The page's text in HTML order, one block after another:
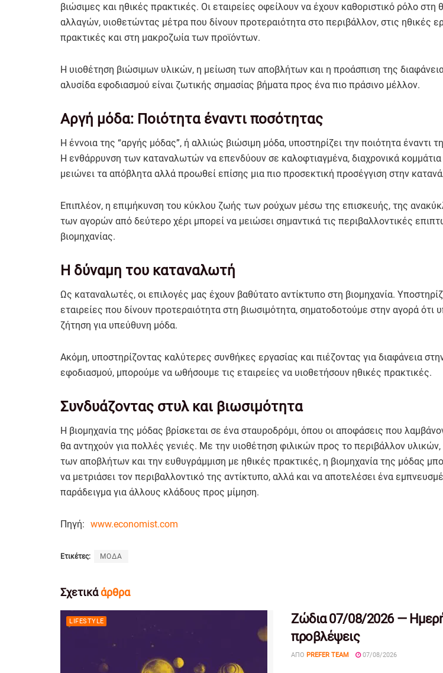
βιώσιμες και ηθικές πρακτικές. Οι εταιρείες οφείλουν να έχουν καθοριστικό ρόλο στη
αλλαγών, υιοθετώντας μέτρα που δίνουν προτεραιότητα στο περιβάλλον, στις ηθικές
πρακτικές και στη μακροζωία των προϊόντων.
Η υιοθέτηση βιώσιμων υλικών, η μείωση των αποβλήτων και η προάσπιση της
αλυσίδα εφοδιασμού είναι ζωτικής σημασίας βήματα προς ένα πιο πράσινο μέλλον.
Αργή μόδα: Ποιότητα έναντι ποσότητας
Η έννοια της “αργής μόδας”, ή αλλιώς βιώσιμη μόδα, υποστηρίζει την ποιότητα έναντι
Η ενθάρρυνση των καταναλωτών να επενδύουν σε καλοφτιαγμένα, διαχρονικά κομμάτια
μειώνει τα απόβλητα αλλά προωθεί επίσης μια πιο προσεκτική προσέγγιση στην
Επιπλέον, η επιμήκυνση του κύκλου ζωής των ρούχων μέσω της επισκευής, της
των αγορών από δεύτερο χέρι μπορεί να μειώσει σημαντικά τις περιβαλλοντικές
βιομηχανίας.
Η δύναμη του καταναλωτή
Ως καταναλωτές, οι επιλογές μας έχουν βαθύτατο αντίκτυπο στη βιομηχανία.
εταιρείες που δίνουν προτεραιότητα στη βιωσιμότητα, σηματοδοτούμε στην αγορά ότι
ζήτηση για υπεύθυνη μόδα.
Ακόμη, υποστηρίζοντας καλύτερες συνθήκες εργασίας και πιέζοντας για διαφάνεια
εφοδιασμού, μπορούμε να ωθήσουμε τις εταιρείες να υιοθετήσουν ηθικές πρακτικές.
Συνδυάζοντας στυλ και βιωσιμότητα
Η βιομηχανία της μόδας βρίσκεται σε ένα σταυροδρόμι, όπου οι αποφάσεις που
θα αντηχούν για πολλές γενιές. Με την υιοθέτηση φιλικών προς το περιβάλλον
των αποβλήτων και την ευθυγράμμιση με ηθικές πρακτικές, η βιομηχανία της μόδας
να μετριάσει τον περιβαλλοντικό της αντίκτυπο, αλλά και να αποτελέσει ένα
παράδειγμα για άλλους κλάδους προς μίμηση.
Πηγή: www.economist.com
Ετικέτες: ΜΟΔΑ
Σχετικάάρθρα
LIFESTYLE
Ζώδια 07/08/2026 —
προβλέψεις
ΑΠΌ PREFER TEAM 07/08/2026